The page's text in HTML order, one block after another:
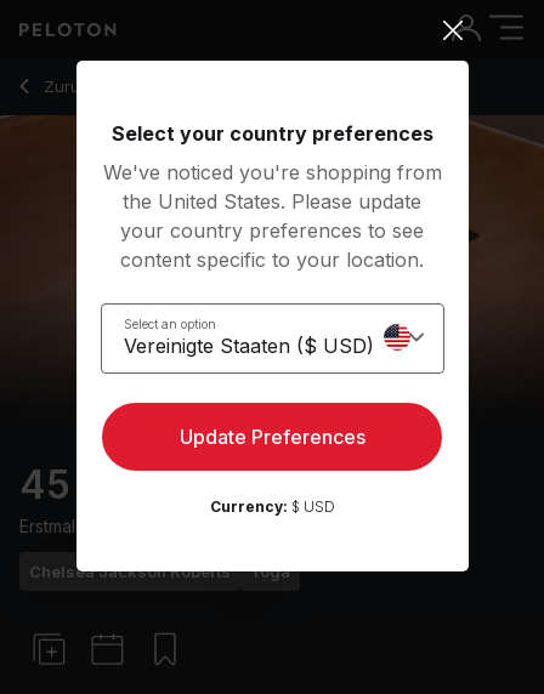
Zurück zu Yoga-Kurse
Zurück
45 min Restorative
Erstmals ausgestrahlt am
Chelsea Jackson Roberts Yoga
45 Min Restorative Yoga Flow with Classical Music -
Select your country preferences
We've noticed you're shopping from
the United States. Please update
your country preferences to see
content specific to your location.
Select an option
Update Preferences
Currency: $ USD